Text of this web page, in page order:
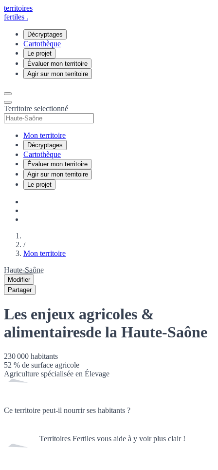
territoires
fertiles .
Décryptages
Cartothèque
Le projet
Évaluer mon territoire
Agir sur mon territoire
Territoire selectionné
Mon territoire
Décryptages
Cartothèque
Évaluer mon territoire
Agir sur mon territoire
Le projet
/
Mon territoire
Haute-Saône
Modifier
Partager
Les enjeux agricoles &
alimentairesde la Haute-Saône
230 000 habitants
52 % de surface agricole
Agriculture spécialisée en Élevage
Ce territoire peut-il nourrir ses habitants ?
Territoires Fertiles vous aide à y voir plus clair !